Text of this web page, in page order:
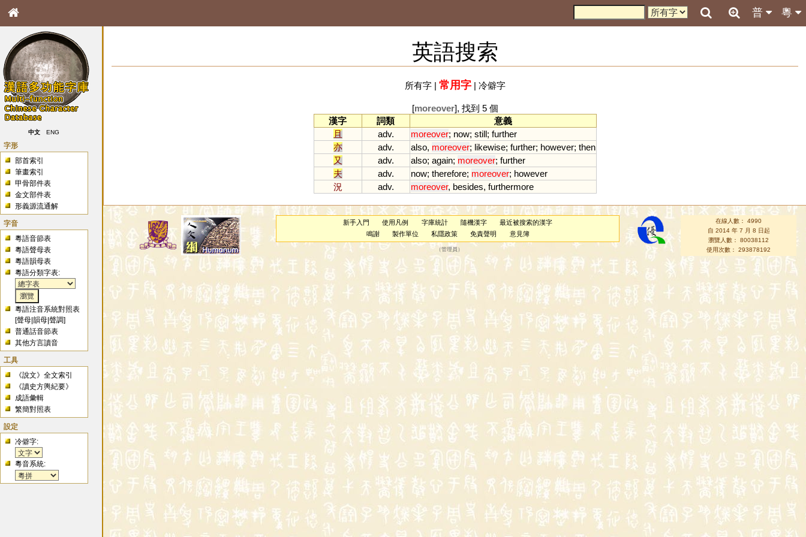
粵
普
中文 ENG
字形
部首索引
筆畫索引
甲骨部件表
金文部件表
形義源流通解
字音
粵語音節表
粵語聲母表
粵語韻母表
粵語分類字表:
粵語注音系統對照表
[聲母 |韻母 |聲調]
普通話音節表
其他方言讀音
工具
《說文》全文索引
《讀史方輿紀要》
成語彙輯
繁簡對照表
設定
冷僻字:
粵音系統:
英語搜索
所有字| 常用字| 冷僻字
[moreover], 找到 5 個
漢字
詞類
意義
且
adv. moreover; now; still; further
亦
adv. also, moreover; likewise; further; however; then
又
adv. also; again; moreover; further
夫
adv. now; therefore; moreover; however
況
adv. moreover, besides, furthermore
新手入門 使用凡例 字庫統計 隨機漢字
最近被搜索的漢字
鳴謝
製作單位 私隱政策 免責聲明 意見簿
（管理員 ）
在線人數： 4990
自 2014 年 7 月 8 日起
瀏覽人數： 80038112
使用次數： 293878192